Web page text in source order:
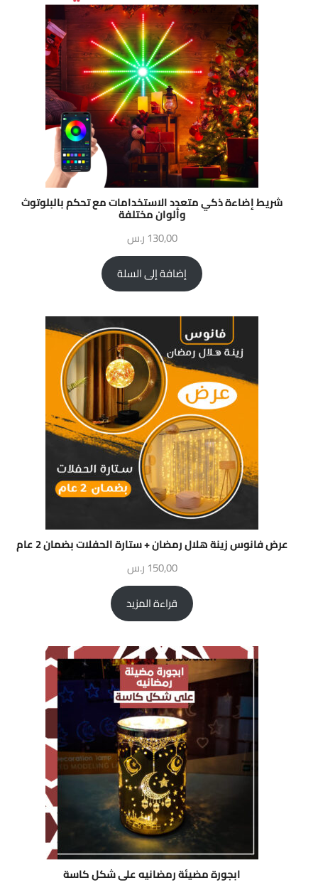
شريط إضاءة ذكي متعدد الاستخدامات مع تحكم بالبلوتوث
وألوان مختلفة
130,00ر.س
إضافة إلى السلة
عرض فانوس زينة هلال رمضان + ستارة الحفلات بضمان 2 عام
150,00ر.س
قراءة المزيد
ابجورة مضيئة رمضانيه على شكل كاسة